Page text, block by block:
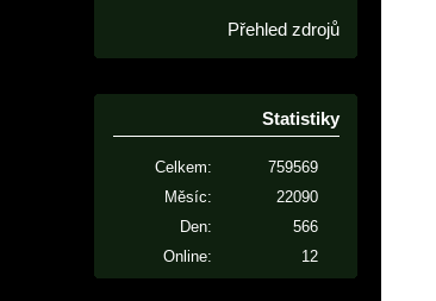
Přehled zdrojů
Statistiky
Online: 12
Celkem:
759569
Měsíc:
22090
Den:
566